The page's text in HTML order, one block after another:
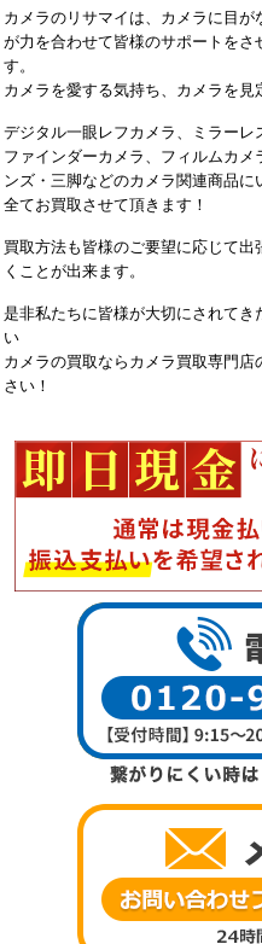
カメラのリサマイは、カメラに目
が力を合わせて皆様のサポートを
す。
カメラを愛する気持ち、カメラを見
デジタル一眼レフカメラ、ミラー
ファインダーカメラ、フィルムカ
ンズ・三脚などのカメラ関連商品
全てお買取させて頂きます！
買取方法も皆様のご要望に応じて
くことが出来ます。
是非私たちに皆様が大切にされて
い
カメラの買取ならカメラ買取専門
さい！